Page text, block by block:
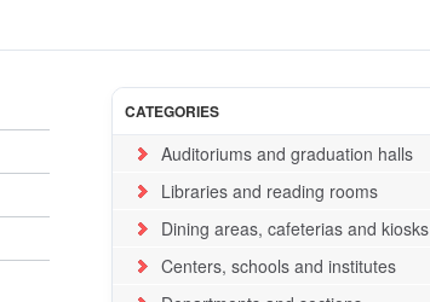
CATEGORIES
Auditoriums and graduation halls
Libraries and reading rooms
Dining areas, cafeterias and kiosks
Centers, schools and institutes